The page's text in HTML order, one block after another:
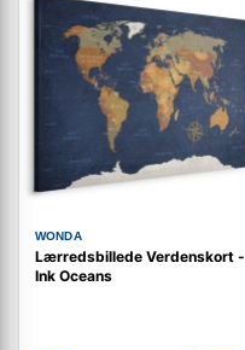
WONDA
Lærredsbillede Verdenskort -
Ink Oceans